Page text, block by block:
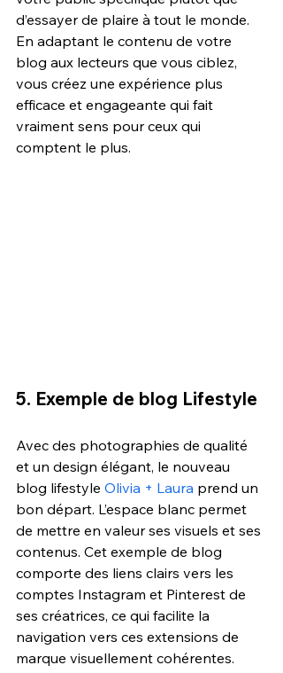
d’essayer de plaire à tout le monde.
En adaptant le contenu de votre
blog aux lecteurs que vous ciblez,
vous créez une expérience plus
efficace et engageante qui fait
vraiment sens pour ceux qui
comptent le plus.
5. Exemple de blog Lifestyle
Avec des photographies de qualité
et un design élégant, le nouveau
blog lifestyle Olivia + Laura prend un
bon départ. L’espace blanc permet
de mettre en valeur ses visuels et ses
contenus. Cet exemple de blog
comporte des liens clairs vers les
comptes Instagram et Pinterest de
ses créatrices, ce qui facilite la
navigation vers ces extensions de
marque visuellement cohérentes.